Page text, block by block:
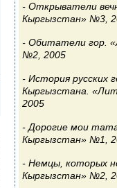
Открыватели
Кыргызстан» №3,
Обитатели гор.
№2, 2005
История русских
Кыргызстана.
2005
Дорогие мои
Кыргызстан» №1,
Немцы, которых
Кыргызстан» №2,